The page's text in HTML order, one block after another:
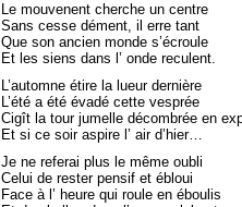
Le mouvenent cherche un centre
Sans cesse dément, il erre tant
Que son ancien monde s’écroule
Et les siens dans l’ onde reculent.
L’automne étire la lueur dernière
L’été a été évadé cette vesprée
Cigît la tour jumelle décombrée en
Et si ce soir aspire l’ air d’hier…
Je ne referai plus le même oubli
Celui de rester pensif et ébloui
Face à l’ heure qui roule en éboulis